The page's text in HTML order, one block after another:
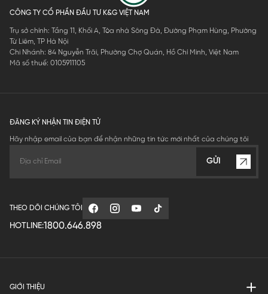
CÔNG TY CỔ PHẦN ĐẦU TƯ K&G VIỆT NAM
Trụ sở chính: Tầng 11, Khối A, Tòa nhà Sông Đà, Đường Phạm Hùng, Phường
Từ Liêm, TP Hà Nội
Chi Nhánh: 84 Nguyễn Trãi, Phường Chợ Quán, Hồ Chí Minh, Việt Nam
Mã số thuế: 0105911105
ĐĂNG KÝ NHẬN TIN ĐIỆN TỬ
Hãy nhập email của bạn để nhận những tin tức mới nhất của chúng tôi
GỬI
THEO DÕI CHÚNG TÔI
HOTLINE:1800.646.898
GIỚI THIỆU